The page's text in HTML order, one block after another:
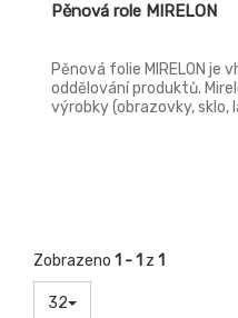
Pěnová role MIRELON
Pěnová folie MIRELON je
oddělování produktů.
výrobky (obrazovky,
Zobrazeno 1 - 1 z 1
32